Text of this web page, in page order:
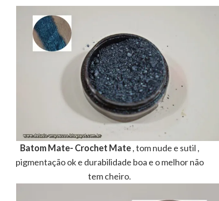
Batom Mate- Crochet Mate, tom nude e sutil ,
pigmentação ok e durabilidade boa e o melhor não
tem cheiro.